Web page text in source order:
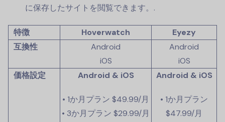
に保存したサイトを閲覧できます。.
特徴 Hoverwatch
Eyezy
互換性
Android
iOS
Android
iOS
価格設定
Android & iOS
• 1か月プラン $49.99/月
• 3か月プラン $29.99/月
Android & iOS
• 1か月プラン
$47.99/月